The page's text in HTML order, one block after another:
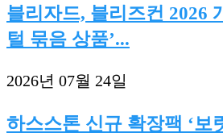
블리자드, 블리즈컨 2026
털 묶음 상품’...
2026년 07월 24일
하스스톤 신규 확장팩 ‘보